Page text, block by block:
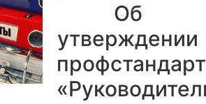
Об
утверждении